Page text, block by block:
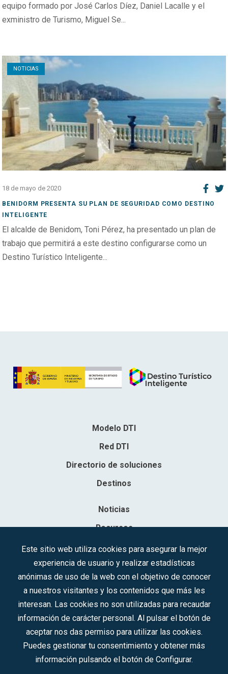
equipo formado por José Carlos Díez, Daniel Lacalle y el
exministro de Turismo, Miguel Se...
NOTICIAS
Open post
18 de mayo de 2020
BENIDORM PRESENTA SU PLAN DE SEGURIDAD COMO DESTINO
INTELIGENTE
El alcalde de Benidom, Toni Pérez, ha presentado un plan de
trabajo que permitirá a este destino configurarse como un
Destino Turístico Inteligente...
Modelo DTI
Red DTI
Directorio de soluciones
Destinos
Noticias
Recursos
Contacto
Sociedad Mercantil Estatal para la Gestión de la Innovación y las
C.I.F.: A-81/874.984
Síguenos en redes sociales:
Este sitio web utiliza cookies para asegurar la mejor
experiencia de usuario y realizar estadísticas
anónimas de uso de la web con el objetivo de conocer
a nuestros visitantes y los contenidos que más les
interesan. Las cookies no son utilizadas para recaudar
información de carácter personal. Al pulsar el botón de
aceptar nos das permiso para utilizar las cookies.
Puedes gestionar tu consentimiento y obtener más
información pulsando el botón de Configurar.